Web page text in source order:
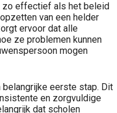
zo effectief als het beleid
van een helder
ervoor dat alle
ze problemen kunnen
mogen
eerste stap. Dit
en zorgvuldige
dat scholen